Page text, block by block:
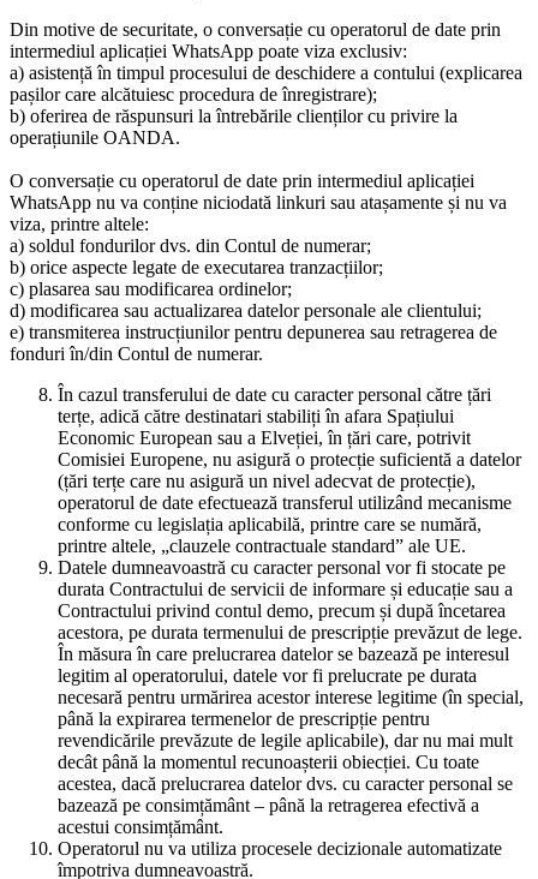
Din motive de securitate, o conversație cu operatorul de date prin
intermediul aplicației WhatsApp poate viza exclusiv:
a) asistență în timpul procesului de deschidere a contului (explicarea
pașilor care alcătuiesc procedura de înregistrare);
b) oferirea de răspunsuri la întrebările clienților cu privire la
operațiunile OANDA.
O conversație cu operatorul de date prin intermediul aplicației
WhatsApp nu va conține niciodată linkuri sau atașamente și nu va
viza, printre altele:
a) soldul fondurilor dvs. din Contul de numerar;
b) orice aspecte legate de executarea tranzacțiilor;
c) plasarea sau modificarea ordinelor;
d) modificarea sau actualizarea datelor personale ale clientului;
e) transmiterea instrucțiunilor pentru depunerea sau retragerea de
fonduri în/din Contul de numerar.
În cazul transferului de date cu caracter personal către țări
terțe, adică către destinatari stabiliți în afara Spațiului
Economic European sau a Elveției, în țări care, potrivit
Comisiei Europene, nu asigură o protecție suficientă a datelor
(țări terțe care nu asigură un nivel adecvat de protecție),
operatorul de date efectuează transferul utilizând mecanisme
conforme cu legislația aplicabilă, printre care se numără,
printre altele, „clauzele contractuale standard” ale UE.
Datele dumneavoastră cu caracter personal vor fi stocate pe
durata Contractului de servicii de informare și educație sau a
Contractului privind contul demo, precum și după încetarea
acestora, pe durata termenului de prescripție prevăzut de lege.
În măsura în care prelucrarea datelor se bazează pe interesul
legitim al operatorului, datele vor fi prelucrate pe durata
necesară pentru urmărirea acestor interese legitime (în special,
până la expirarea termenelor de prescripție pentru
revendicările prevăzute de legile aplicabile), dar nu mai mult
decât până la momentul recunoașterii obiecției. Cu toate
acestea, dacă prelucrarea datelor dvs. cu caracter personal se
bazează pe consimțământ – până la retragerea efectivă a
acestui consimțământ.
Operatorul nu va utiliza procesele decizionale automatizate
împotriva dumneavoastră.